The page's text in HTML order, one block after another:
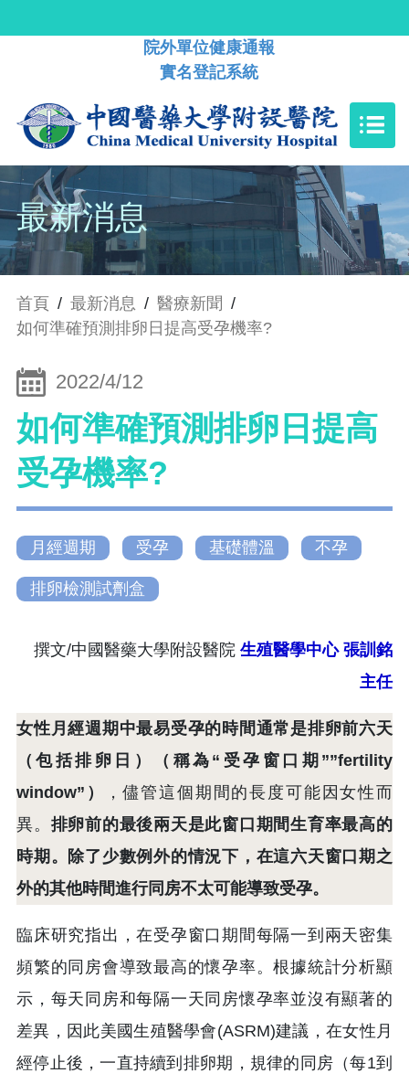
院外單位健康通報
實名登記系統
最新消息
首頁 / 最新消息 / 醫療新聞 /
如何準確預測排卵日提高受孕機率?
2022/4/12
如何準確預測排卵日提高
受孕機率?
月經週期 受孕 基礎體溫 不孕
排卵檢測試劑盒
撰文/中國醫藥大學附設醫院 生殖醫學中心 張訓銘
主任
女性月經週期中最易受孕的時間通常是排卵前六天
（包括排卵日）（稱為“受孕窗口期””fertility
window”）
，儘管這個期間的長度可能因女性而
異。 排卵前的最後兩天是此窗口期間生育率最高的
時期。除了少數例外的情況下，在這六天窗口期之
外的其他時間進行同房不太可能導致受孕。
臨床研究指出，在受孕窗口期間每隔一到兩天密集
頻繁的同房會導致最高的懷孕率。根據統計分析顯
示，每天同房和每隔一天同房懷孕率並沒有顯著的
差異，因此美國生殖醫學會(ASRM)建議，在女性月
經停止後，一直持續到排卵期，規律的同房（每1到